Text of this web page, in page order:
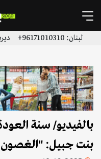
لبنان: 96171010310+ ديربورن: 13137751171+ | 13136996923+
بالفيديو/ سنة
بنت جبيل: "الغصون